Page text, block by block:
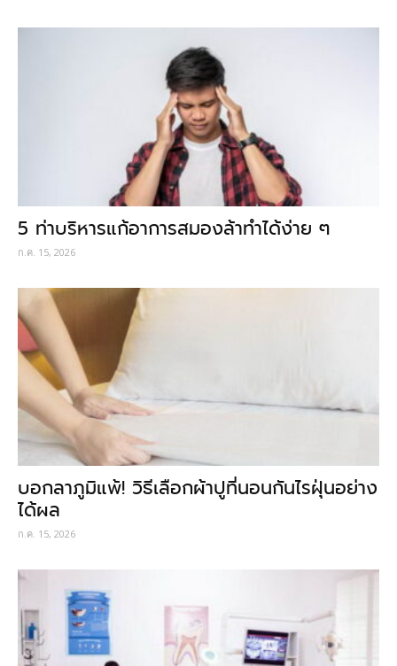
5 ท่าบริหารแก้อาการสมองล้าทำได้ง่าย ๆ
ก.ค. 15, 2026
บอกลาภูมิแพ้! วิธีเลือกผ้าปูที่นอนกันไรฝุ่นอย่าง
ได้ผล
ก.ค. 15, 2026